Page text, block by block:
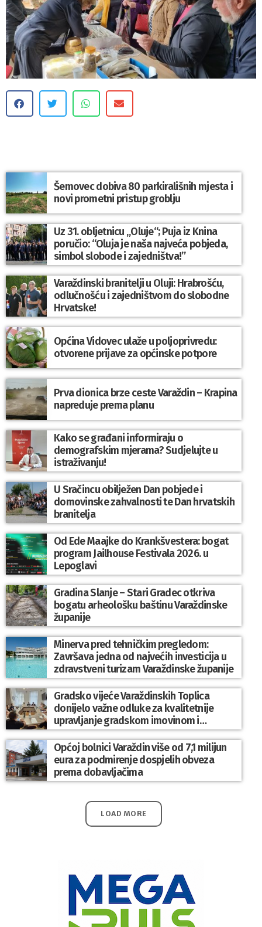
Šemovec dobiva 80 parkirališnih mjesta i
novi prometni pristup groblju
Uz 31. obljetnicu „Oluje“; Puja iz Knina
poručio: “Oluja je naša najveća pobjeda,
simbol slobode i zajedništva!”
Varaždinski branitelji u Oluji: Hrabrošću,
odlučnošću i zajedništvom do slobodne
Hrvatske!
Općina Vidovec ulaže u poljoprivredu:
otvorene prijave za općinske potpore
Prva dionica brze ceste Varaždin – Krapina
napreduje prema planu
Kako se građani informiraju o
demografskim mjerama? Sudjelujte u
istraživanju!
U Sračincu obilježen Dan pobjede i
domovinske zahvalnosti te Dan hrvatskih
branitelja
Od Ede Maajke do Krankšvestera: bogat
program Jailhouse Festivala 2026. u
Lepoglavi
Gradina Slanje – Stari Gradec otkriva
bogatu arheološku baštinu Varaždinske
županije
Minerva pred tehničkim pregledom:
Završava jedna od najvećih investicija u
zdravstveni turizam Varaždinske županije
Gradsko vijeće Varaždinskih Toplica
donijelo važne odluke za kvalitetnije
upravljanje gradskom imovinom i
komunalnim sustavom
Općoj bolnici Varaždin više od 7,1 milijun
eura za podmirenje dospjelih obveza
prema dobavljačima
LOAD MORE